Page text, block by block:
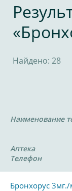
Найдено: 28
Наименование
Аптека
Телефон
Бронхорус